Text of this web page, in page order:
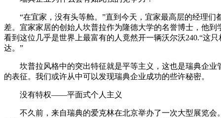
“在宜家，没有头等舱。”直到今天，宜家最高层的经理们
差。宜家家居的创始人坎普拉作为隆德大学的名誉博士，他到
看到这位几乎是世界上最富有的人竟然开一辆沃尔沃240.“这
达。”
坎普拉风格中的突出特征就是平等主义，这也是瑞典企业
的表征。我们或许从中可以发现瑞典企业成功的些许秘密。
没有特权——平面式个人主义
不久前，来自瑞典的爱克林在北京举办了一次大型展览会